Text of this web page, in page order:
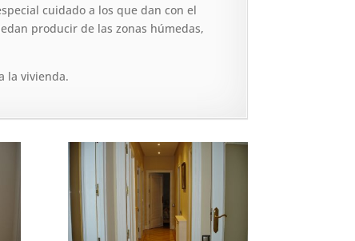
cuidado a los que dan con el
producir de las zonas húmedas,
la vivienda.